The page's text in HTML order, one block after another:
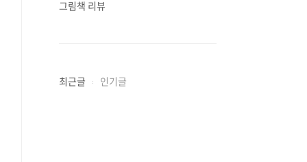
그림책 리뷰
최근글 인기글